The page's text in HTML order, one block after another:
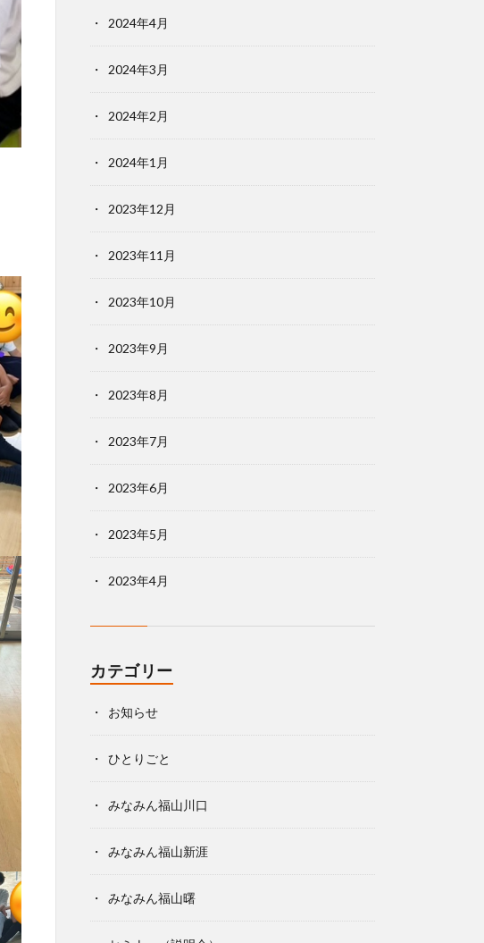
2024年4月
2024年3月
2024年2月
2024年1月
2023年12月
2023年11月
2023年10月
2023年9月
2023年8月
2023年7月
2023年6月
2023年5月
2023年4月
カテゴリー
お知らせ
ひとりごと
みなみん福山川口
みなみん福山新涯
みなみん福山曙